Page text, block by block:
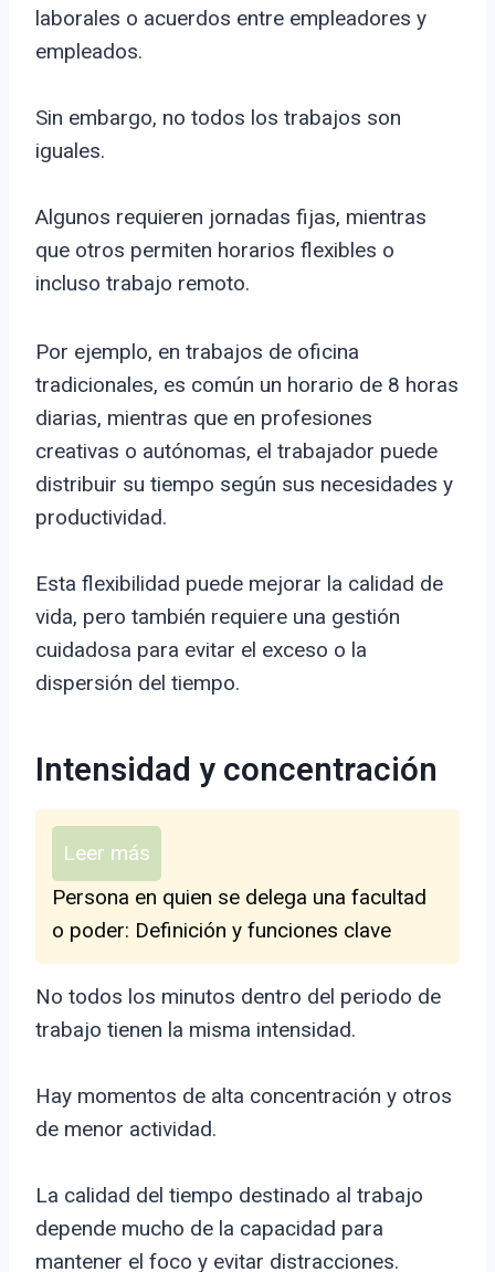
laborales o acuerdos entre empleadores y
empleados.
Sin embargo, no todos los trabajos son
iguales.
Algunos requieren jornadas fijas, mientras
que otros permiten horarios flexibles o
incluso trabajo remoto.
Por ejemplo, en trabajos de oficina
tradicionales, es común un horario de 8 horas
diarias, mientras que en profesiones
creativas o autónomas, el trabajador puede
distribuir su tiempo según sus necesidades y
productividad.
Esta flexibilidad puede mejorar la calidad de
vida, pero también requiere una gestión
cuidadosa para evitar el exceso o la
dispersión del tiempo.
Intensidad y concentración
Leer más
Persona en quien se delega una facultad
o poder: Definición y funciones clave
No todos los minutos dentro del periodo de
trabajo tienen la misma intensidad.
Hay momentos de alta concentración y otros
de menor actividad.
La calidad del tiempo destinado al trabajo
depende mucho de la capacidad para
mantener el foco y evitar distracciones.